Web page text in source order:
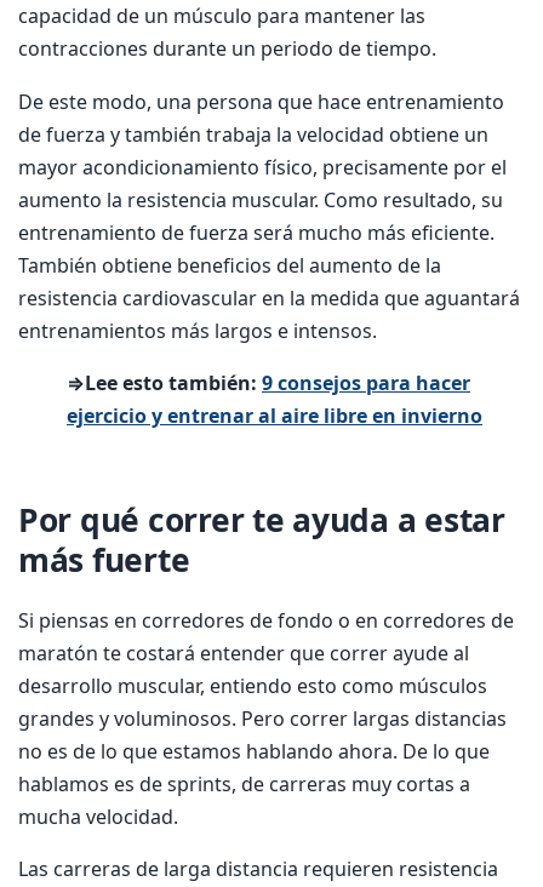
capacidad de un músculo para mantener las
contracciones durante un periodo de tiempo.
De este modo, una persona que hace entrenamiento
de fuerza y también trabaja la velocidad obtiene un
mayor acondicionamiento físico, precisamente por el
aumento la resistencia muscular. Como resultado, su
entrenamiento de fuerza será mucho más eficiente.
También obtiene beneficios del aumento de la
resistencia cardiovascular en la medida que aguantará
entrenamientos más largos e intensos.
⇒Lee esto también: 9 consejos para hacer
ejercicio y entrenar al aire libre en invierno
Por qué correr te ayuda a estar
más fuerte
Si piensas en corredores de fondo o en corredores de
maratón te costará entender que correr ayude al
desarrollo muscular, entiendo esto como músculos
grandes y voluminosos. Pero correr largas distancias
no es de lo que estamos hablando ahora. De lo que
hablamos es de sprints, de carreras muy cortas a
mucha velocidad.
Las carreras de larga distancia requieren resistencia